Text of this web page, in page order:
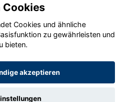
GmbH 2020 - 2026
Cookies und ähnliche
zu gewährleisten und
bieten.
akzeptieren